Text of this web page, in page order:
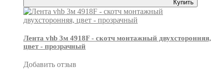
Купить
Лента vhb 3м 4918F - скотч монтажный двухсторонняя,
цвет - прозрачный
Добавить отзыв